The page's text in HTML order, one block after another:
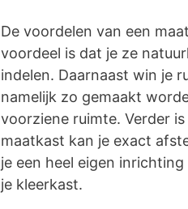
De voordelen van een
voordeel is dat je ze
indelen. Daarnaast win je
namelijk zo gemaakt
voorziene ruimte. Verder
maatkast kan je exact
je een heel eigen
je kleerkast.